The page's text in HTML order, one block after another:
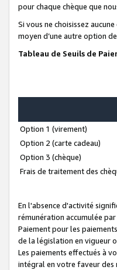
pour chaque chèque que
Si vous ne choisissez
moyen d’une autre option
Tableau de Seuils de
Option 1 (virement)
Option 2 (carte cadeau)
Option 3 (chèque)
Frais de traitement des
En l'absence d'activité
rémunération accumulée
Paiement pour les
de la législation en vigueur
Les paiements effectués à
intégral en votre faveur des